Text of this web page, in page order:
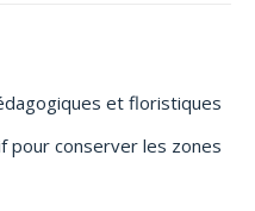
et floristiques
pour conserver les zones